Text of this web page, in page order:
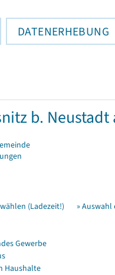
DATENERHEBUNG
b. Neustadt
(Ladezeit!) »
Gewerbe
Haushalte